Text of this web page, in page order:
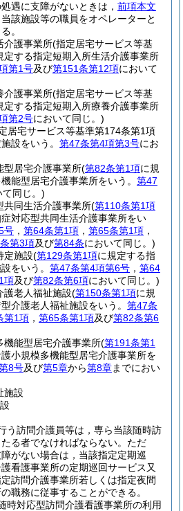
遇に支障がないときは， 前項本文
該施設等の職員をオペレーターと
。
介護事業所(指定居宅サービス等基
定する指定短期入所生活介護事業所
第1号及び第151条第12項において
介護事業所(指定居宅サービス等基
定する指定短期入所療養介護事業所
第2号において同じ。)
居宅サービス等基準第174条第1項
設をいう。 第47条第4項第3号にお
型居宅介護事業所(第82条第1項に規
能型居宅介護事業所をいう。 第47
て同じ。)
共同生活介護事業所(第110条第1項
対応型共同生活介護事業所をい
号 ， 第64条第1項 ， 第65条第1項 ，
第3項及び第84条において同じ。)
定施設(第129条第1項に規定する指
をいう。 第47条第4項第6号 ， 第64
項及び第82条第6項において同じ。)
護老人福祉施設(第150条第1項に規
介護老人福祉施設をいう。 第47条
第1項 ， 第65条第1項及び第82条第6
機能型居宅介護事業所(第191条第1
小規模多機能型居宅介護事業所を
8号及び第5章から第8章までにおい
施設
う訪問介護員等は，専ら当該随時訪
る者でなければならない。 ただ
がない場合は，当該指定定期巡
看護事業所の定期巡回サービス又
訪問介護事業所若しくは指定夜間
職務に従事することができる。
時対応型訪問介護看護事業所の利用